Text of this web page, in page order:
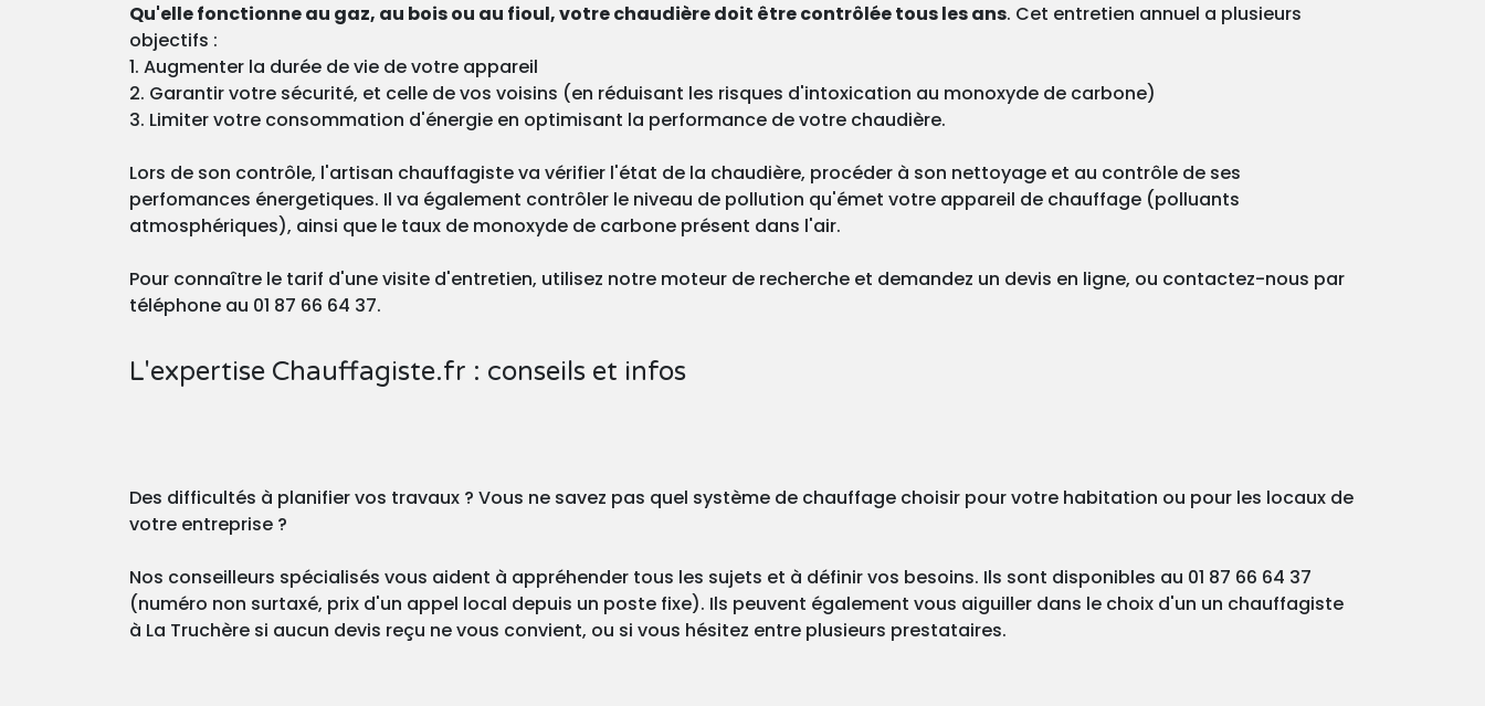
Qu'elle fonctionne au gaz, au bois ou au fioul, votre chaudière doit être contrôlée tous les ans. Cet entretien annuel a plusieurs
objectifs :
1. Augmenter la durée de vie de votre appareil
2. Garantir votre sécurité, et celle de vos voisins (en réduisant les risques d'intoxication au monoxyde de carbone)
3. Limiter votre consommation d'énergie en optimisant la performance de votre chaudière.
Lors de son contrôle, l'artisan chauffagiste va vérifier l'état de la chaudière, procéder à son nettoyage et au contrôle de ses
perfomances énergetiques. Il va également contrôler le niveau de pollution qu'émet votre appareil de chauffage (polluants
atmosphériques), ainsi que le taux de monoxyde de carbone présent dans l'air.
Pour connaître le tarif d'une visite d'entretien, utilisez notre moteur de recherche et demandez un devis en ligne, ou contactez-nous par
téléphone au 01 87 66 64 37.
L'expertise Chauffagiste.fr : conseils et infos
Des difficultés à planifier vos travaux ? Vous ne savez pas quel système de chauffage choisir pour votre habitation ou pour les locaux de
votre entreprise ?
Nos conseilleurs spécialisés vous aident à appréhender tous les sujets et à définir vos besoins. Ils sont disponibles au 01 87 66 64 37
(numéro non surtaxé, prix d'un appel local depuis un poste fixe). Ils peuvent également vous aiguiller dans le choix d'un un chauffagiste
à La Truchère si aucun devis reçu ne vous convient, ou si vous hésitez entre plusieurs prestataires.